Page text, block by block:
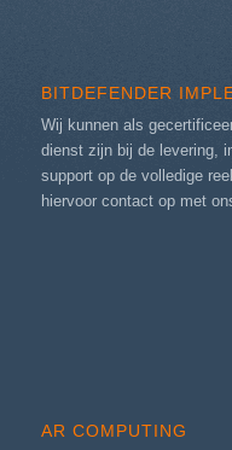
BITDEFENDER
Wij kunnen als
dienst zijn bij de levering,
support op de volledige
hiervoor contact op met
AR COMPUTING